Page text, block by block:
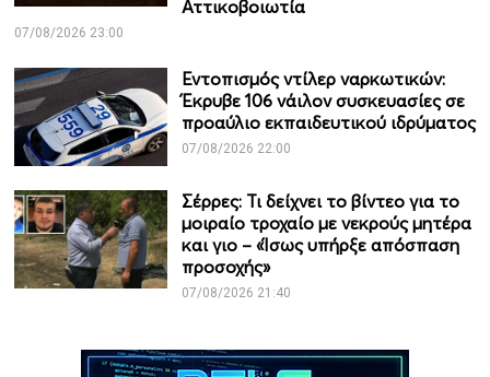
Αττικοβοιωτία
07/08/2026 23:00
Εντοπισμός ντίλερ ναρκωτικών:
Έκρυβε 106 νάιλον συσκευασίες σε
προαύλιο εκπαιδευτικού ιδρύματος
07/08/2026 22:00
Σέρρες: Τι δείχνει το βίντεο για το
μοιραίο τροχαίο με νεκρούς μητέρα
και γιο – «Ίσως υπήρξε απόσπαση
προσοχής»
07/08/2026 21:40